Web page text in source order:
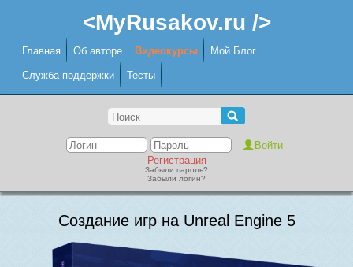
<MyRusakov.ru />
Главная Об авторе Видеокурсы Мой Блог
Служба поддержки Тесты
Регистрация
Забыли пароль?
Забыли логин?
Создание игр на Unreal Engine 5